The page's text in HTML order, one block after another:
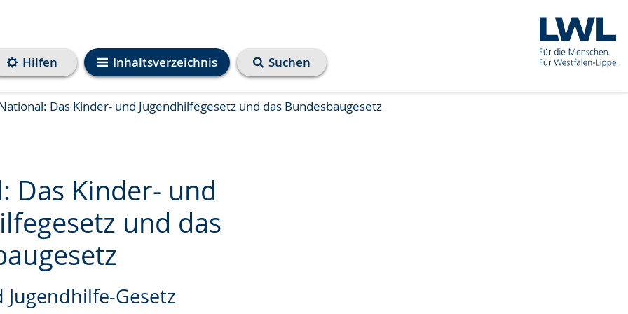
Inhaltsverzeichnis
Hilfen Suchen
Das Kinder- und Jugendhilfegesetz und das Bundesbaugesetz
Das Kinder- und
und das
Gesetz